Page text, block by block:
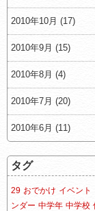
2010年10月 (17)
2010年9月 (15)
2010年8月 (4)
2010年7月 (20)
2010年6月 (11)
タグ
29 おでかけ イベント
ンダー 中学年 中学校